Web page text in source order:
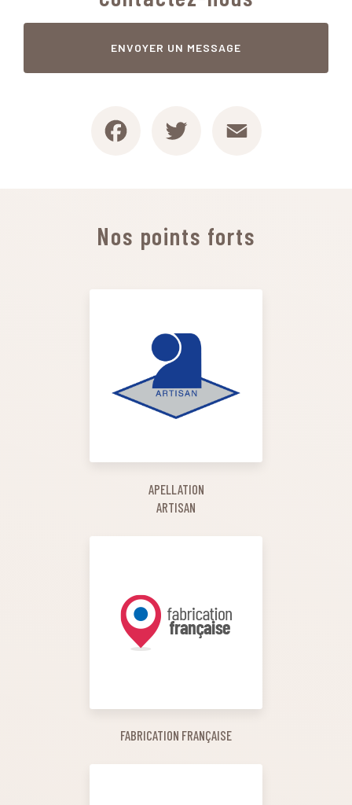
ENVOYER UN MESSAGE
Nos points forts
APELLATION
ARTISAN
FABRICATION FRANÇAISE